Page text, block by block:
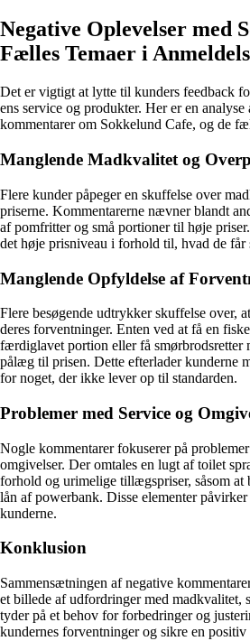
Negative Oplevelser med
Fælles Temaer i
Det er vigtigt at lytte til kunders feedback
ens service og produkter. Her er en analyse
kommentarer om Sokkelund Cafe, og de
Manglende Madkvalitet og
Flere kunder påpeger en skuffelse over
priserne. Kommentarerne nævner blandt
af pomfritter og små portioner til høje
det høje prisniveau i forhold til, hvad de får
Manglende Opfyldelse af
Flere besøgende udtrykker skuffelse over,
deres forventninger. Enten ved at få en
færdiglavet portion eller få smørbrodsretter
pålæg til prisen. Dette efterlader kunderne
for noget, der ikke lever op til standarden.
Problemer med Service og
Nogle kommentarer fokuserer på
omgivelser. Der omtales en lugt af toilet
forhold og urimelige tillægspriser, såsom
lån af powerbank. Disse elementer
kunderne.
Konklusion
Sammensætningen af negative
et billede af udfordringer med madkvalitet,
tyder på et behov for forbedringer og
kundernes forventninger og sikre en